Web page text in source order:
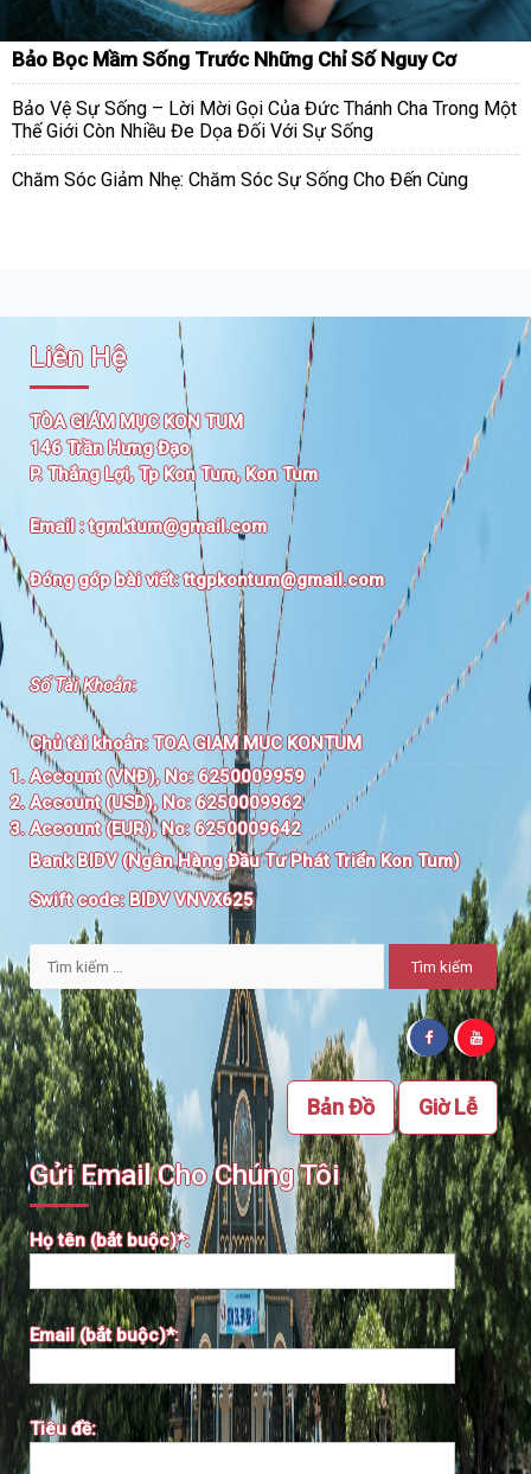
Bảo Bọc Mầm Sống Trước Những Chỉ Số Nguy Cơ
Bảo Vệ Sự Sống – Lời Mời Gọi Của Đức Thánh Cha Trong Một
Thế Giới Còn Nhiều Đe Dọa Đối Với Sự Sống
Chăm Sóc Giảm Nhẹ: Chăm Sóc Sự Sống Cho Đến Cùng
Liên Hệ
TÒA GIÁM MỤC KON TUM
146 Trần Hưng Đạo
P. Thắng Lợi, Tp Kon Tum, Kon Tum
Email :tgmktum@gmail.com
Đóng góp bài viết:ttgpkontum@gmail.com
Số Tài Khoản:
Chủ tài khoản:TOA GIAM MUC KONTUM
Account (VNĐ), No: 6250009959
Account (USD), No: 6250009962
Account (EUR), No: 6250009642
Bank BIDV (Ngân Hàng Đầu Tư Phát Triển Kon Tum)
Swift code:BIDV VNVX625
Tìm
kiếm
cho:
Giờ Lễ
Bản Đồ
Gửi Email Cho Chúng Tôi
Họ tên (bắt buộc)*:
Email (bắt buộc)*:
Tiêu đề: